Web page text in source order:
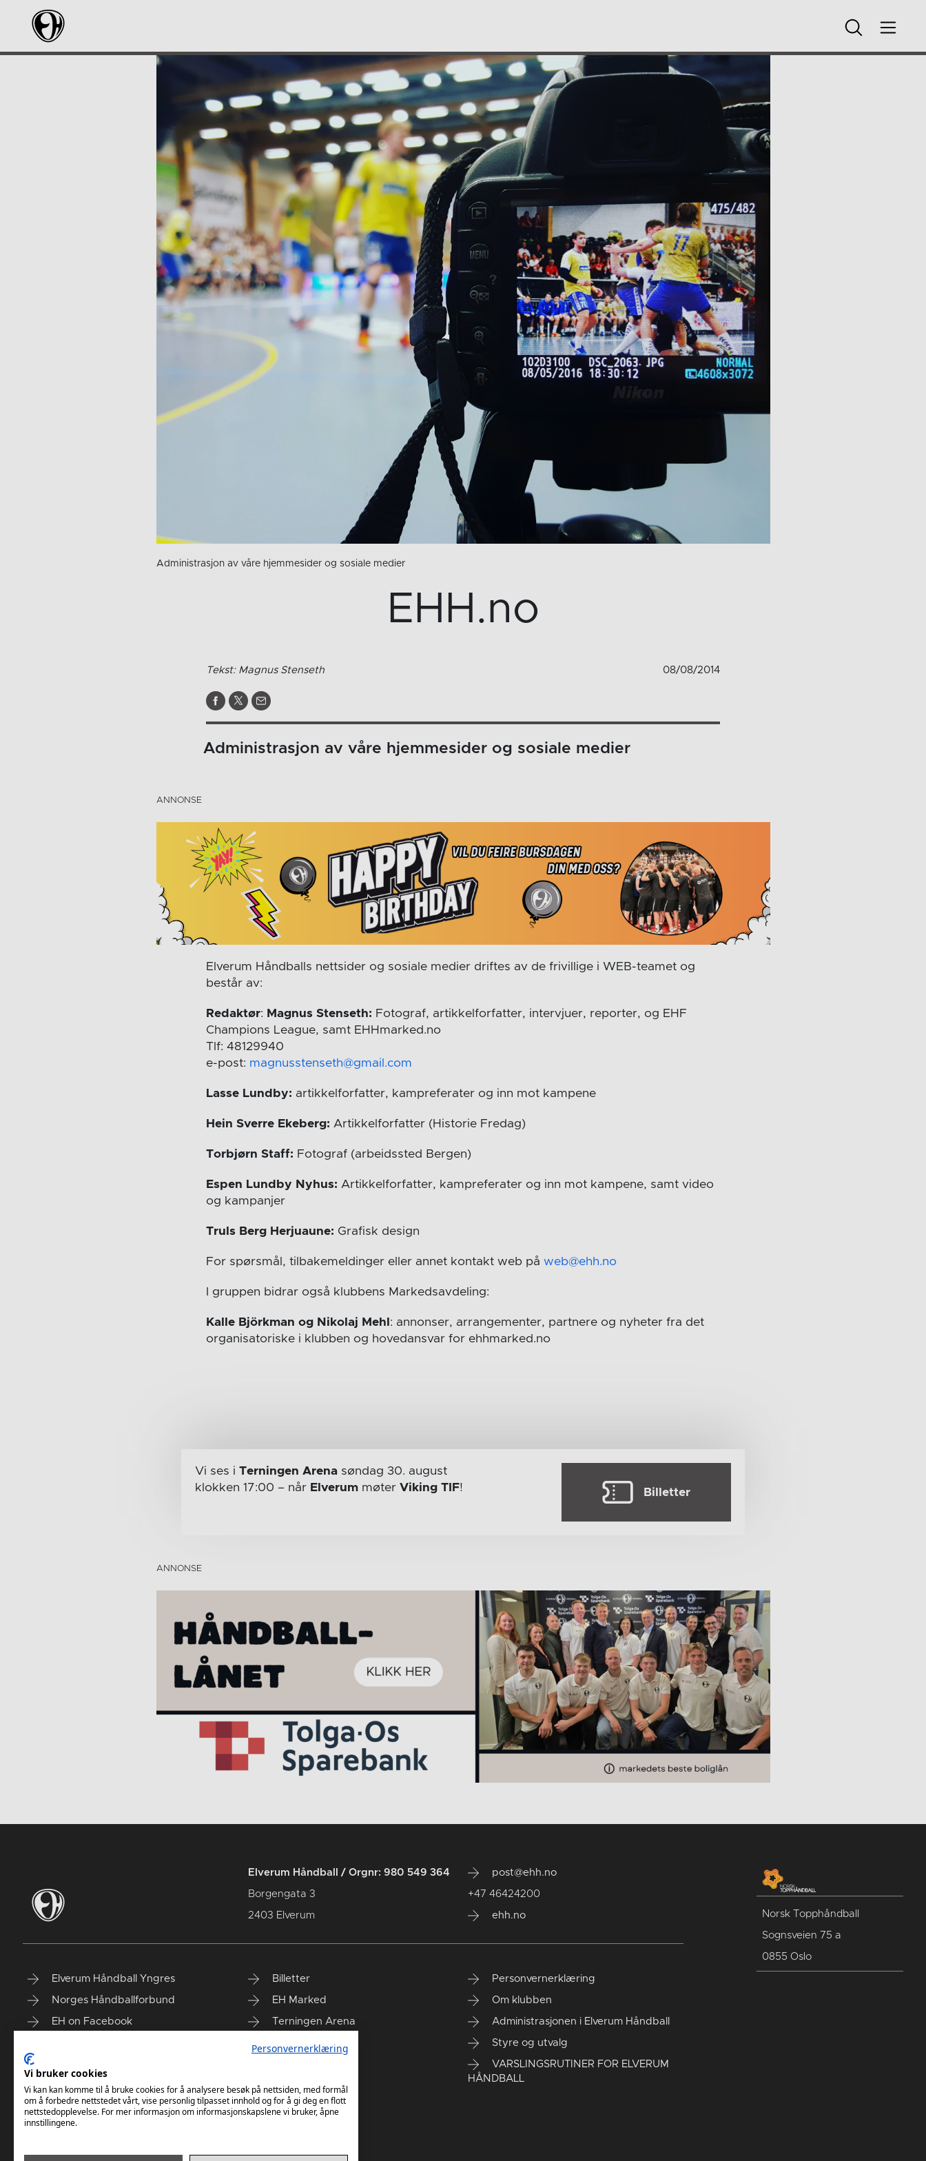
Administrasjon av våre hjemmesider og sosiale medier
EHH.no
Tekst: Magnus Stenseth 08/08/2014
Administrasjon av våre hjemmesider og sosiale medier
Elverum Håndballs nettsider og sosiale medier driftes av de frivillige i WEB-teamet og
består av:
Redaktør: Magnus Stenseth: Fotograf, artikkelforfatter, intervjuer, reporter, og EHF
Champions League, samt EHHmarked.no
Tlf: 48129940
e-post: magnusstenseth@gmail.com
Lasse Lundby: artikkelforfatter, kampreferater og inn mot kampene
Hein Sverre Ekeberg: Artikkelforfatter (Historie Fredag)
Torbjørn Staff: Fotograf (arbeidssted Bergen)
Espen Lundby Nyhus: Artikkelforfatter, kampreferater og inn mot kampene, samt video
og kampanjer
Truls Berg Herjuaune: Grafisk design
For spørsmål, tilbakemeldinger eller annet kontakt web påweb@ehh.no
I gruppen bidrar også klubbens Markedsavdeling:
Kalle Björkman og Nikolaj Mehl : annonser, arrangementer, partnere og nyheter fra det
organisatoriske i klubben og hovedansvar for ehhmarked.no
Vi ses i Terningen Arenasøndag 30. august
klokken 17:00 – når Elverummøter Viking TIF! Billetter
Elverum Håndball / Orgnr: 980 549 364
Borgengata 3
2403 Elverum
post@ehh.no
+47 46424200
ehh.no
Elverum Håndball Yngres
Norges Håndballforbund
EH on Facebook
Billetter
EH Marked
Terningen Arena
Finn vårt kontor
Personvernerklæring
Om klubben
Administrasjonen i Elverum Håndball
Styre og utvalg
VARSLINGSRUTINER FOR ELVERUM
HÅNDBALL
Norsk Topphåndball
Sognsveien 75 a
0855 Oslo
Personvernerklæring
Vi bruker cookies
Vi kan kan komme til å bruke cookies for å analysere besøk på nettsiden, med formål
om å forbedre nettstedet vårt, vise personlig tilpasset innhold og for å gi deg en flott
nettstedopplevelse. For mer informasjon om informasjonskapslene vi bruker, åpne
innstillingene.